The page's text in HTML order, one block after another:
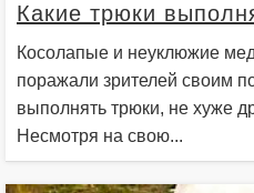
Какие трюки
Косолапые и неуклюжие
поражали зрителей своим
выполнять трюки, не хуже
Несмотря на свою...